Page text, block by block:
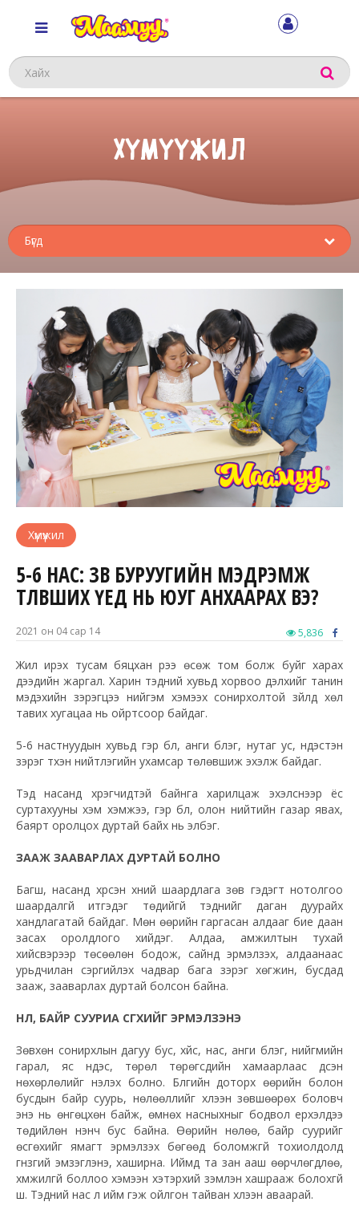
Хайх
ХҮМҮҮЖИЛ
Хүмүүжил
5-6 НАС: ЗӨВ БУРУУГИЙН МЭДРЭМЖ
ТӨЛӨВШИХ ҮЕД НЬ ЮУГ АНХААРАХ ВЭ?
2021 он 04 сар 14 5,836
Жил ирэх тусам бяцхан үрээ өсөжтом болж буйг харах
дээдийн жаргал. Харин тэдний хувьд хорвоо дэлхийг танин
мэдэхийн зэрэгцээ нийгэм хэмээх сонирхолтой зүйлд хөл
тавих хугацаа нь ойртсоор байдаг.
5-6 настнуудын хувьд гэр бүл, анги бүлэг, нутаг ус, үндэстэн
зэрэг түүхэн нийтлэгийн ухамсар төлөвшиж эхэлж байдаг.
Тэд насанд хүрэгчидтэй байнга харилцаж эхэлснээр ёс
суртахууны хэм хэмжээ, гэр бүл, олон нийтийн газар явах,
баярт оролцох дуртай байх нь элбэг.
ЗААЖ ЗААВАРЛАХ ДУРТАЙ БОЛНО
Багш, насанд хүрсэн хүний шаардлага зөв гэдэгт нотолгоо
шаардалгүй итгэдэг төдийгүй тэднийг даган дуурайх
хандлагатай байдаг. Мөн өөрийн гаргасан алдааг бие даан
засах оролдлого хийдэг. Алдаа, амжилтын тухай
хийсвэрээр төсөөлөн бодож, сайнд эрмэлзэх, алдаанаас
урьдчилан сэргийлэх чадвар бага зэрэг хөгжин, бусдад
зааж, зааварлах дуртай болсон байна.
НӨЛӨӨ, БАЙР СУУРИА ӨСГӨХИЙГ ЭРМЭЛЗЭНЭ
Зөвхөн сонирхлын дагуу бус, хүйс, нас, анги бүлэг, нийгмийн
гарал, яс үндэс, төрөл төрөгсдийн хамаарлаас үүдсэн
нөхөрлөлийг үнэлэх болно. Бүлгийн доторхөөрийн болон
бусдын байр суурь, нөлөөллийг хүлээн зөвшөөрөх боловч
энэ нь өнгөцхөн байж, өмнөхнасныхныг бодвол үерхэлдээ
төдийлөн үнэнч бус байна. Өөрийн нөлөө, байр суурийг
өсгөхийг ямагт эрмэлзэх бөгөөд боломжгүй тохиолдолд
гүнзгий эмзэглэнэ, хаширна. Иймд та зан ааш өөрчлөгдлөө,
хүмүүжилгүй боллоо хэмээн хэтэрхий зэмлэн хашрааж болохгүй
шүү. Тэдний нас л ийм гэж ойлгон тайван хүлээн аваарай.